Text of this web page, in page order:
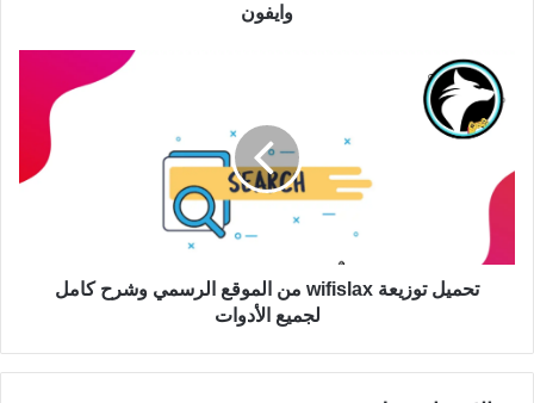
وايفون
تحميل توزيعة wifislax من الموقع الرسمي وشرح كامل
لجميع الأدوات